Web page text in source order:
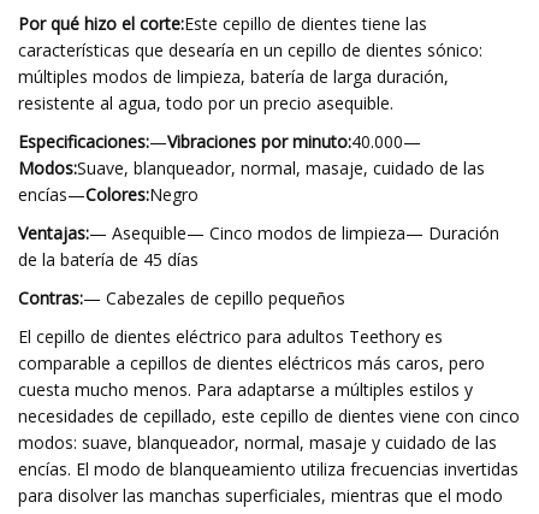
Por qué hizo el corte:Este cepillo de dientes tiene las
características que desearía en un cepillo de dientes sónico:
múltiples modos de limpieza, batería de larga duración,
resistente al agua, todo por un precio asequible.
Especificaciones:—Vibraciones por minuto:40.000—
Modos:Suave, blanqueador, normal, masaje, cuidado de las
encías—Colores:Negro
Ventajas:— Asequible— Cinco modos de limpieza— Duración
de la batería de 45 días
Contras:— Cabezales de cepillo pequeños
El cepillo de dientes eléctrico para adultos Teethory es
comparable a cepillos de dientes eléctricos más caros, pero
cuesta mucho menos. Para adaptarse a múltiples estilos y
necesidades de cepillado, este cepillo de dientes viene con cinco
modos: suave, blanqueador, normal, masaje y cuidado de las
encías. El modo de blanqueamiento utiliza frecuencias invertidas
para disolver las manchas superficiales, mientras que el modo